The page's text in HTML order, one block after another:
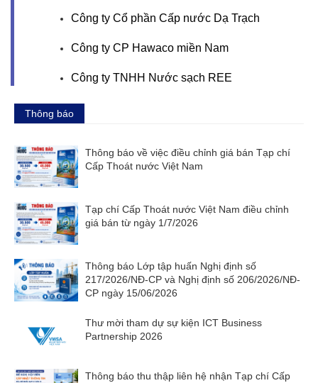
Công ty Cổ phần Cấp nước Dạ Trạch
Công ty CP Hawaco miền Nam
Công ty TNHH Nước sạch REE
Thông báo
Thông báo về việc điều chỉnh giá bán Tạp chí
Cấp Thoát nước Việt Nam
Tạp chí Cấp Thoát nước Việt Nam điều chỉnh
giá bán từ ngày 1/7/2026
Thông báo Lớp tập huấn Nghị định số
217/2026/NĐ-CP và Nghị định số 206/2026/NĐ-
CP ngày 15/06/2026
Thư mời tham dự sự kiện ICT Business
Partnership 2026
Thông báo thu thập liên hệ nhận Tạp chí Cấp